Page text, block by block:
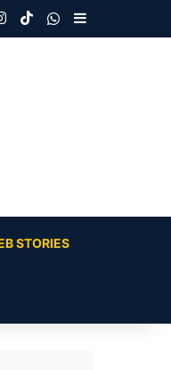
Instagram
TikTokWhatsApp
Barra Lateral
STORIES